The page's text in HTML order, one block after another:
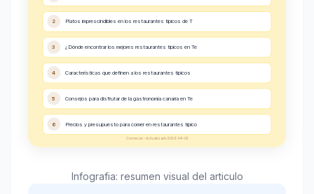
2 Platos imprescindibles en los restaurantes tipicos de T
3 ¿Dónde encontrar los mejores restaurantes tipicos en Te
4 Características que definen a los restaurantes tipicos
5 Consejos para disfrutar de la gastronomía canaria en Te
6 Precios y presupuesto para comer en restaurantes tipico
Comecan - Actualizado 2026-04-02
Infografia: resumen visual del articulo